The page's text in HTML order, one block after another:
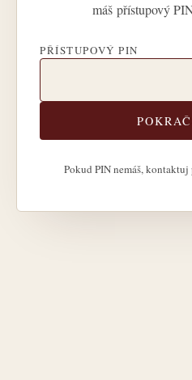
máš přístupový
PŘÍSTUPOVÝ PIN
Pokud PIN nemáš,